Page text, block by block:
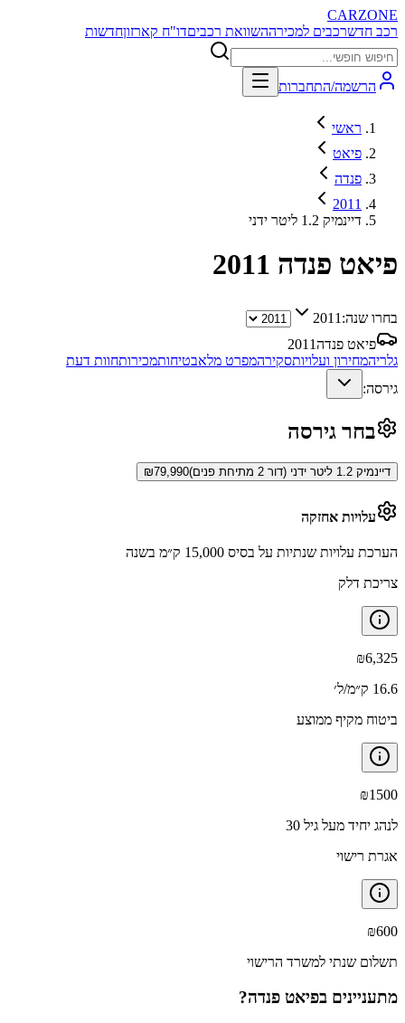
CARZONE
רכב חדשרכבים למכירההשוואת רכביםדו"ח קארזוןחדשות
הרשמה/התחברות
ראשי
פיאט
פנדה
2011
דיינמיק 1.2 ליטר ידני
פיאט פנדה 2011
בחרו שנה: 2011
פיאט פנדה2011
גלריהמחירון ועלויותסקירהמפרט מלאבטיחותמכירותחוות דעת
גירסה:
בחר גירסה
דיינמיק 1.2 ליטר ידני (דור 2 מתיחת פנים) ₪79,990
עלויות אחזקה
הערכת עלויות שנתיות על בסיס 15,000 ק״מ בשנה
צריכת דלק
₪6,325
16.6 ק״מ/ל׳
ביטוח מקיף ממוצע
₪1500
לנהג יחיד מעל גיל 30
אגרת רישוי
₪600
תשלום שנתי למשרד הרישוי
מתעניינים בפיאט פנדה?